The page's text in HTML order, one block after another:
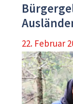
22. Februar